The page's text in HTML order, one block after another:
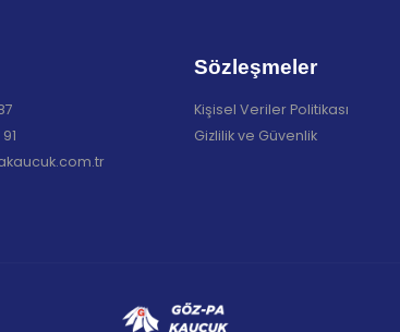
Sözleşmeler
Kişisel Veriler Politikası
Gizlilik ve Güvenlik